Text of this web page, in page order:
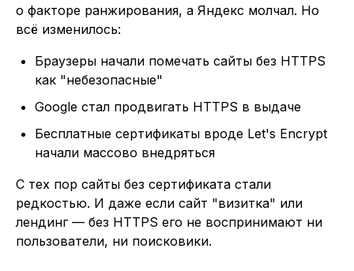
о факторе ранжирования, а Яндекс молчал. Но
всё изменилось:
Браузеры начали помечать сайты без HTTPS
как "небезопасные"
Google стал продвигать HTTPS в выдаче
Бесплатные сертификаты вроде Let's Encrypt
начали массово внедряться
С тех пор сайты без сертификата стали
редкостью. И даже если сайт "визитка" или
лендинг — без HTTPS его не воспринимают ни
пользователи, ни поисковики.